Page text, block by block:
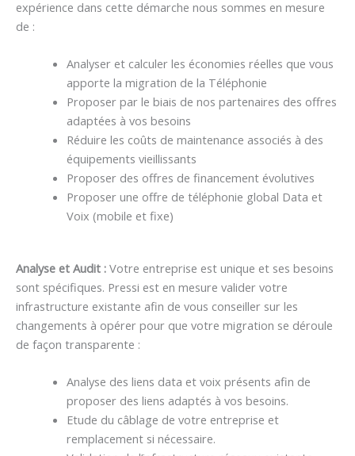
expérience dans cette démarche nous sommes en mesure
de :
Analyser et calculer les économies réelles que vous
apporte la migration de la Téléphonie
Proposer par le biais de nos partenaires des offres
adaptées à vos besoins
Réduire les coûts de maintenance associés à des
équipements vieillissants
Proposer des offres de financement évolutives
Proposer une offre de téléphonie global Data et
Voix (mobile et fixe)
Analyse et Audit : Votre entreprise est unique et ses besoins
sont spécifiques. Pressi est en mesure valider votre
infrastructure existante afin de vous conseiller sur les
changements à opérer pour que votre migration se déroule
de façon transparente :
Analyse des liens data et voix présents afin de
proposer des liens adaptés à vos besoins.
Etude du câblage de votre entreprise et
remplacement si nécessaire.